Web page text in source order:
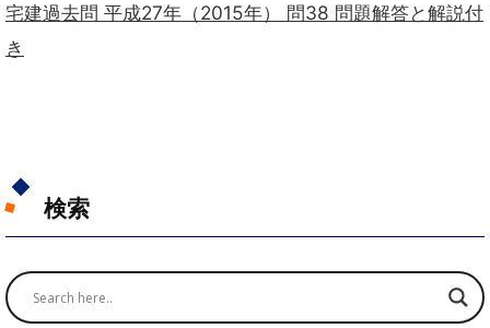
宅建過去問 平成27年（2015年） 問38 問題解答と解説付
き
検索